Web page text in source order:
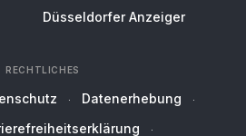
Düsseldorfer Anzeiger
RECHTLICHES
Datenerhebung